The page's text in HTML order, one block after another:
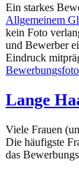
Ein starkes
Allgemeinem
kein Foto
und Bewerber
Eindruck
Lange
Viele Frauen
Die häufigste
das